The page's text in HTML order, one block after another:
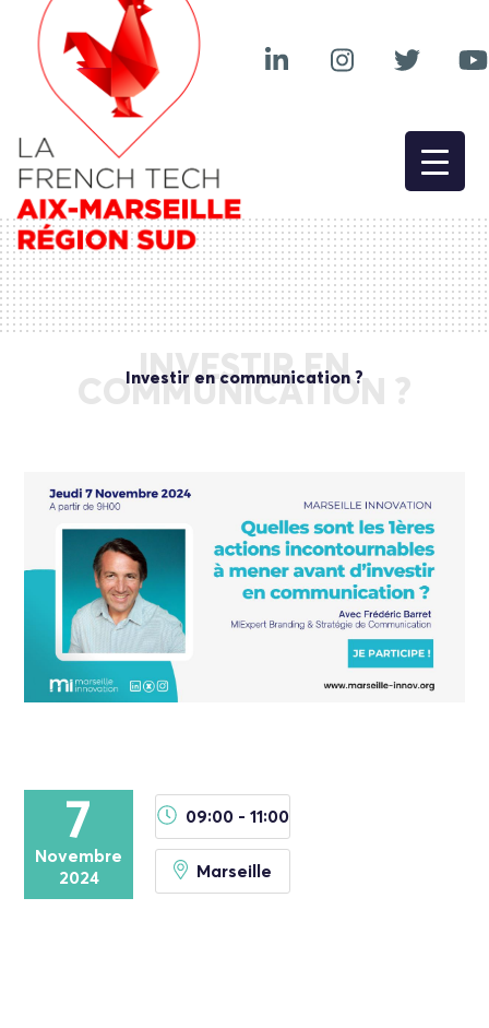
INVESTIR EN
COMMUNICATION ?
Investir en communication ?
7
Novembre
2024
09:00 - 11:00
Marseille